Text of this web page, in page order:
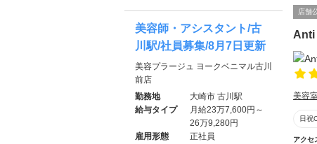
店舗
Anti
美容
日祝
アクセ
美容師・アシスタント/古
川駅/社員募集/8月7日更新
美容プラージュ ヨークベニマル古川
前店
勤務地
大崎市 古川駅
給与タイプ
月給23万7,600円～
26万9,280円
雇用形態
正社員